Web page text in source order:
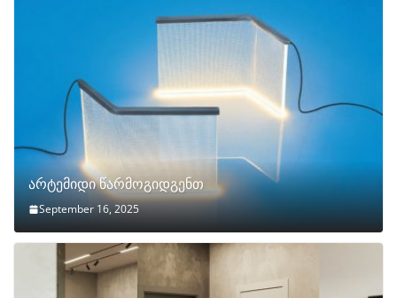
არტემიდი წარმოგიდგენთ
September 16, 2025